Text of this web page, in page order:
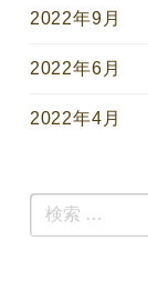
2022年9月
2022年6月
2022年4月